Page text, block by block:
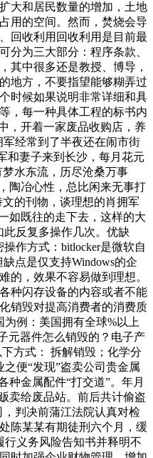
大和居民数量的增加，土地
用的空间。然而，焚烧会导
回收利用回收利用是目前最
分为三大部分：程序条款、
其中很多还是教授、博导，
地方，不要指望能够糊弄过
时候如果说明非常详细和具
，每一种具体工程的标书内
，开着一家废品收购店，养
经常到了半夜还在闹市街
妻子来到长沙，每月花元
水东流，历尽沧桑万事
陶冶心性，总比闲来无事打
的刊物，谈理想的肖拥军
如既往的走下去，这样的大
此反复多操作几次。优缺
作方式：bitlocker是微软自
点是仅支持Windows的企
的，效果不容易做到理想。
种闪存设备的内容或者不能
销毁对提高消费者的消费质
例：美国拥有全球%以上
元器件怎么销毁的？电子产
方式： 拆解销毁；化学分
便“发现”盗卖公司贵金属
金属配件“打交道”。年月
卖给废品站。前后共计偷盗
判决前蒲江法院认真对检
陈某某有期徒刑六个月，缓
义务风险告知书并释明不